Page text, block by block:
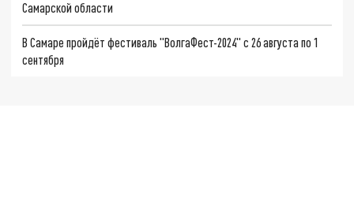
Самарской области
В Самаре пройдёт фестиваль "ВолгаФест-2024" с 26 августа по 1
сентября